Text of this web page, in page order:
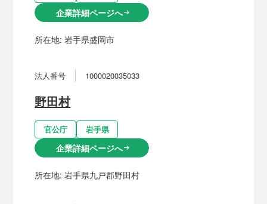
企業詳細ページへarrow_right_alt
所在地:岩手県盛岡市
法人番号 1000020035033
野田村
官公庁 岩手県
企業詳細ページへarrow_right_alt
所在地:岩手県九戸郡野田村